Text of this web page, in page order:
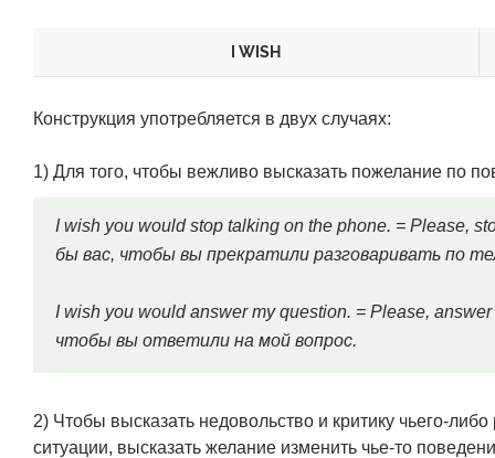
I WISH
Конструкция употребляется в двух случаях:
1) Для того, чтобы вежливо высказать пожелание по
I wish you would stop talking on the phone. = Please,
бы вас, чтобы вы прекратили разговаривать по
I wish you would answer my question. = Please,
чтобы вы ответили на мой вопрос.
2) Чтобы высказать недовольство и критику чьего-
ситуации, высказать желание изменить чье-то